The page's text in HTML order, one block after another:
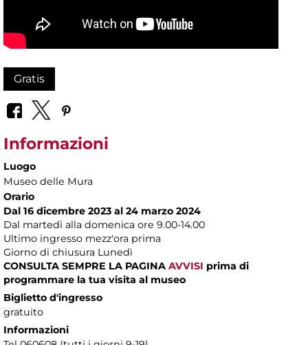
Gratis
Informazioni
Luogo
Museo delle Mura
Orario
Dal 16 dicembre 2023 al 24 marzo 2024
Dal martedì alla domenica ore 9.00-14.00
Ultimo ingresso mezz'ora prima
Giorno di chiusura Lunedì
CONSULTA SEMPRE LA PAGINA AVVISI prima di
programmare la tua visita al museo
Biglietto d'ingresso
gratuito
Informazioni